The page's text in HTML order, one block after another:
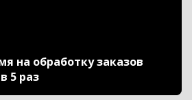
на обработку заказов
5 раз